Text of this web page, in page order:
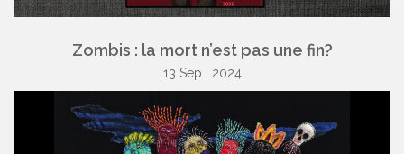
Zombis : la mort n’est pas une fin?
13 Sep , 2024